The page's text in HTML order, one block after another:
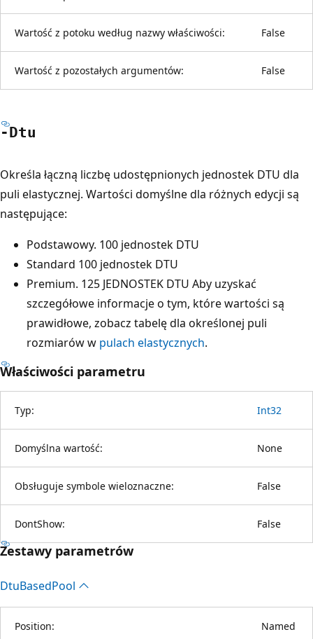
Wartość z potoku według nazwy właściwości: False
Wartość z pozostałych argumentów: False
-Dtu
Określa łączną liczbę udostępnionych jednostek DTU dla
puli elastycznej. Wartości domyślne dla różnych edycji są
następujące:
Podstawowy. 100 jednostek DTU
Standard 100 jednostek DTU
Premium. 125 JEDNOSTEK DTU Aby uzyskać
szczegółowe informacje o tym, które wartości są
prawidłowe, zobacz tabelę dla określonej puli
rozmiarów w pulach elastycznych.
Właściwości parametru
Typ: Int32
Domyślna wartość: None
Obsługuje symbole wieloznaczne: False
DontShow: False
Zestawy parametrów
DtuBasedPool
Position: Named